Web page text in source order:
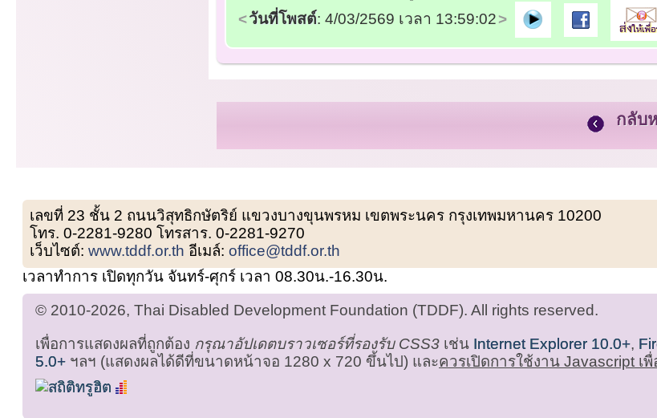
วันที่โพสต์: 4/03/2569 เวลา 13:59:02
กลับ
เลขที่ 23 ชั้น 2 ถนนวิสุทธิกษัตริย์ แขวงบางขุนพรหม เขตพระนคร กรุงเทพมหานคร 10200
โทร. 0-2281-9280 โทรสาร. 0-2281-9270
เว็บไซต์:www.tddf.or.th อีเมล์:office@tddf.or.th
เวลาทำการ เปิดทุกวัน จันทร์-ศุกร์ เวลา 08.30น.-16.30น.
© 2010-2026, Thai Disabled Development Foundation (TDDF). All rights reserved.
เพื่อการแสดงผลที่ถูกต้อง กรุณาอัปเดตบราวเซอร์ที่รองรับ CSS3 เช่น Internet Explorer 10.0+,
5.0+ ฯลฯ (แสดงผลได้ดีที่ขนาดหน้าจอ 1280 x 720 ขึ้นไป) และควรเปิดการใช้งาน Javascript เ